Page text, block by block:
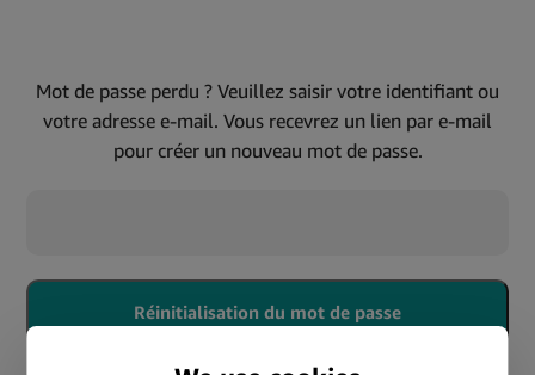
Mot de passe perdu ? Veuillez saisir votre identifiant ou
votre adresse e-mail. Vous recevrez un lien par e-mail
pour créer un nouveau mot de passe.
Réinitialisation du mot de passe